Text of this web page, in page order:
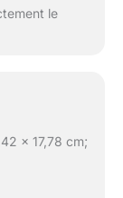
le
x 17,78 cm;